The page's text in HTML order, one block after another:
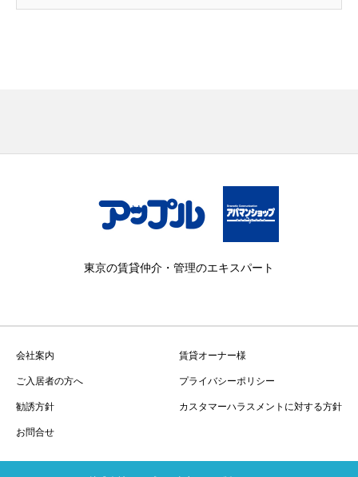
東京の賃貸仲介・管理のエキスパート
会社案内 賃貸オーナー様
ご入居者の方へ プライバシーポリシー
勧誘方針 カスタマーハラスメントに対する方針
お問合せ